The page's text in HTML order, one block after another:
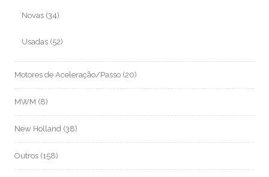
Novas (34)
Usadas (52)
Motores de Aceleração/Passo (20)
MWM (8)
New Holland (38)
Outros (158)